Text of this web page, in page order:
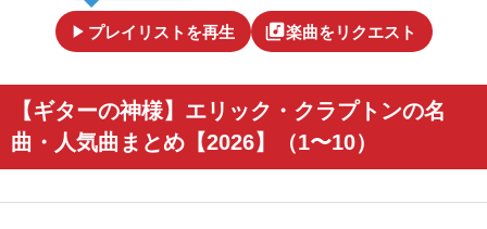
play_arrow プレイリストを再生 library_music楽曲をリクエスト
【ギターの神様】エリック・クラプトンの名
曲・人気曲まとめ【2026】（1〜10）